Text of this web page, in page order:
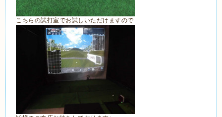
こちらの試打室でお試しいただけますので